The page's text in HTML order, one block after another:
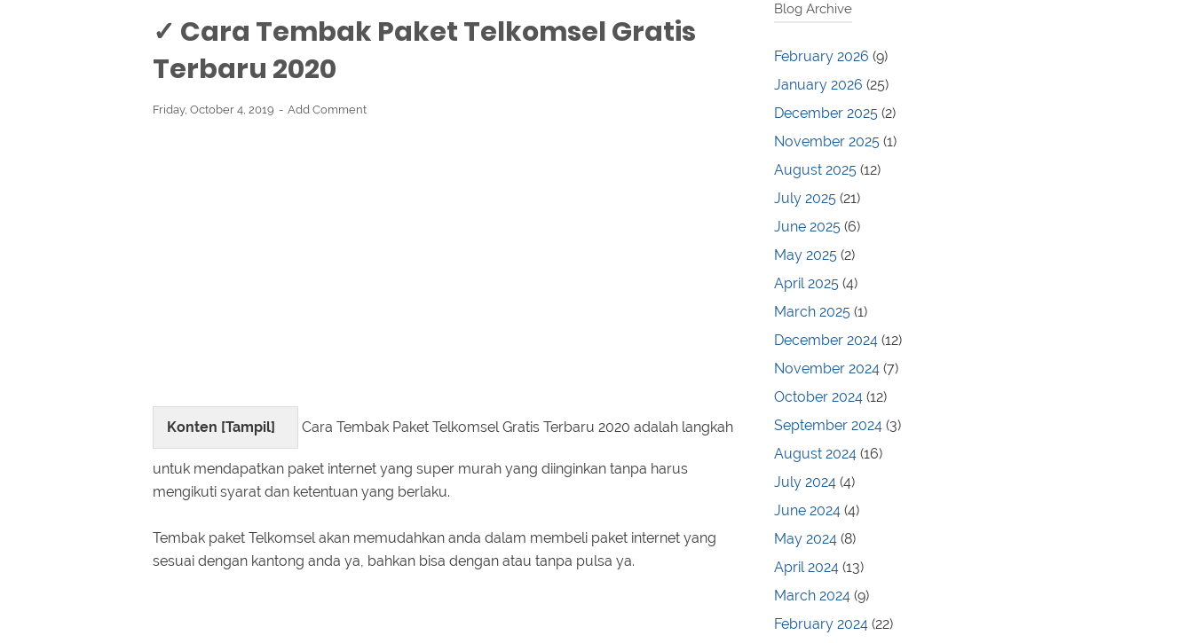
✓ Cara Tembak Paket Telkomsel Gratis
Terbaru 2020
Friday, October 4, 2019 Add Comment
Konten [Tampil] Cara Tembak Paket Telkomsel Gratis Terbaru 2020 adalah langkah
untuk mendapatkan paket internet yang super murah yang diinginkan tanpa harus
mengikuti syarat dan ketentuan yang berlaku.
Tembak paket Telkomsel akan memudahkan anda dalam membeli paket internet yang
sesuai dengan kantong anda ya, bahkan bisa dengan atau tanpa pulsa ya.
Blog Archive
February 2026 (9)
January 2026 (25)
December 2025 (2)
November 2025 (1)
August 2025 (12)
July 2025 (21)
June 2025 (6)
May 2025 (2)
April 2025 (4)
March 2025 (1)
December 2024 (12)
November 2024 (7)
October 2024 (12)
September 2024 (3)
August 2024 (16)
July 2024 (4)
June 2024 (4)
May 2024 (8)
April 2024 (13)
March 2024 (9)
February 2024 (22)